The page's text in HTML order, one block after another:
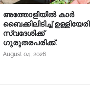
അത്തോളിയിൽ കാർ
ബൈക്കിലിടിച്ച് ഉള്ളിയേരി
സ്വദേശിക്ക്
ഗുരുതരപരിക്ക്.
August 04, 2026